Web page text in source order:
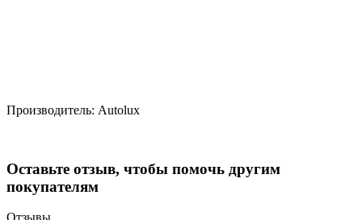
Производитель: Autolux
Оставьте отзыв, чтобы помочь другим
покупателям